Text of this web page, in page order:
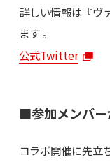
詳しい情報は『
ます 。
公式Twitter
■参加メンバー
コラボ開催に先立